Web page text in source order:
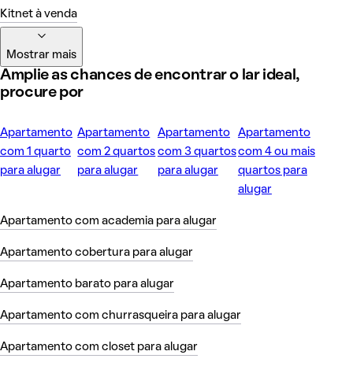
Kitnet à venda
Mostrar mais
Amplie as chances de encontrar o lar ideal,
procure por
Apartamento
com 1 quarto
para alugar
Apartamento
com 2 quartos
para alugar
Apartamento
com 3 quartos
para alugar
Apartamento
com 4 ou mais
quartos para
alugar
Apartamento com academia para alugar
Apartamento cobertura para alugar
Apartamento barato para alugar
Apartamento com churrasqueira para alugar
Apartamento com closet para alugar